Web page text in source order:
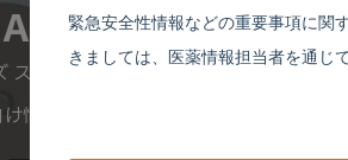
スクイブ株式会社が提供する
情報サイトです。
緊急安全性情報などの重要事項に関
きましては、医薬情報担当者を通じ